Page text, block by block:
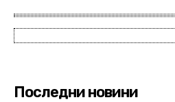
Последни новини